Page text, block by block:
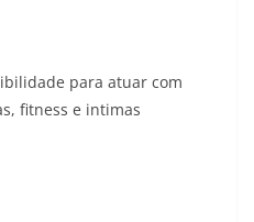
para atuar com
fitness e intimas